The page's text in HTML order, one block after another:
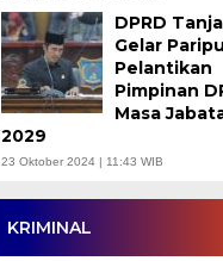
DPRD
Gelar
Pelantikan
Pimpinan
Masa
2029
23 Oktober 2024 | 11:43 WIB
KRIMINAL